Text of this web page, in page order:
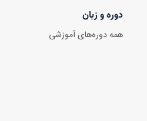
دوره و زبان
همه دوره‌های آموزشی